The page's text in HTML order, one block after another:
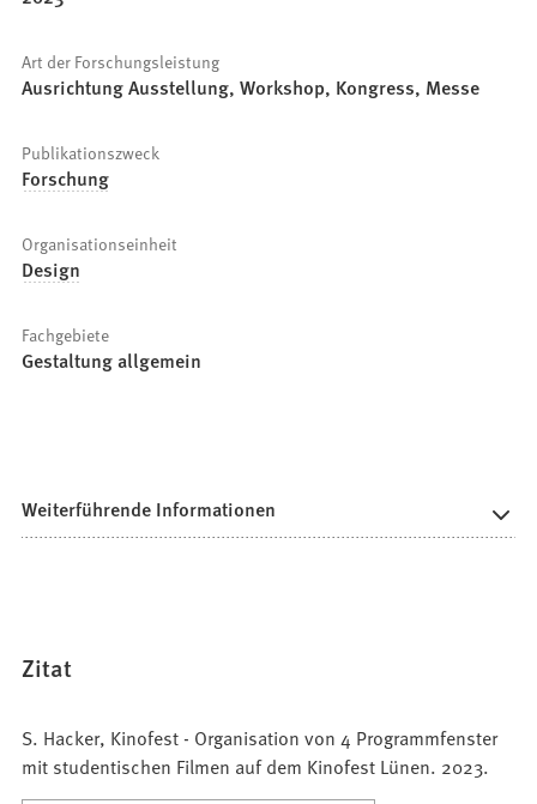
Art der Forschungsleistung
Ausrichtung Ausstellung, Workshop, Kongress, Messe
Publikationszweck
Forschung
Organisationseinheit
Design
Fachgebiete
Gestaltung allgemein
Weiterführende Informationen
Zitat
S. Hacker, Kinofest - Organisation von 4 Programmfenster
mit studentischen Filmen auf dem Kinofest Lünen. 2023.